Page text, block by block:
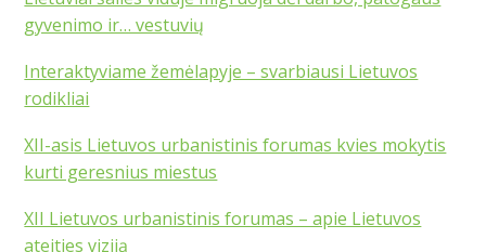
gyvenimo ir… vestuvių
Interaktyviame žemėlapyje – svarbiausi Lietuvos
rodikliai
XII-asis Lietuvos urbanistinis forumas kvies mokytis
kurti geresnius miestus
XII Lietuvos urbanistinis forumas – apie Lietuvos
ateities viziją